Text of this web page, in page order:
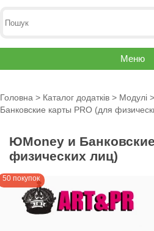
Меню
Головна > Каталог додатків > Модулі >
Банковские карты PRO (для
ЮMoney и
физических лиц)
50 покупок